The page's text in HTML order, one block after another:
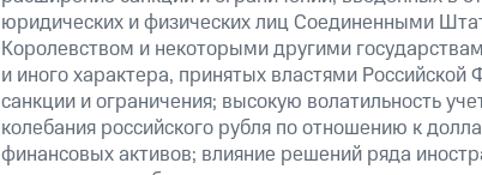
юридических и физических лиц Соединенными
Королевством и некоторыми другими
и иного характера, принятых властями
санкции и ограничения; высокую волатильность
колебания российского рубля по отношению к
финансовых активов; влияние решений ряда